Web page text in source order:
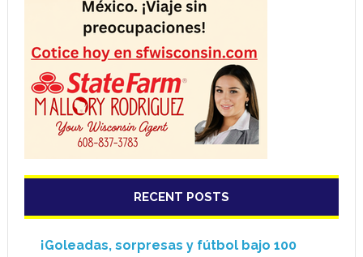
RECENT POSTS
¡Goleadas, sorpresas y fútbol bajo 100